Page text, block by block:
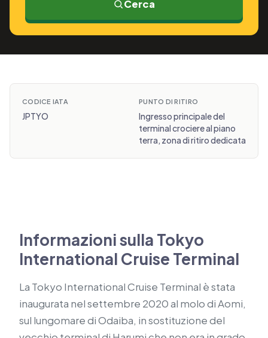
Cerca
CODICE IATA
JPTYO
PUNTO DI RITIRO
Ingresso principale del
terminal crociere al piano
terra, zona di ritiro dedicata
Informazioni sulla Tokyo
International Cruise Terminal
La Tokyo International Cruise Terminal è stata
inaugurata nel settembre 2020 al molo di Aomi,
sul lungomare di Odaiba, in sostituzione del